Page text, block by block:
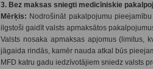
3. Bez maksas sniegti medicīniskie
Mērķis: Nodrošināt pakalpojumu
ilgstoši gaidīt valsts apmaksātos
Valsts nosaka apmaksas apjomus (limitus,
jāgaida rindās, kamēr nauda atkal būs
MFD katru gadu iedzīvotājiem sniedz valsts